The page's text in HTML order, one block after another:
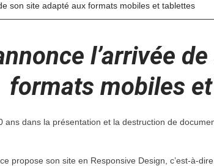
son site adapté aux formats mobiles et tablettes
l’arrivée
formats mobiles
ans dans la présentation et la destruction de
propose son site en Responsive Design, c’est-à-